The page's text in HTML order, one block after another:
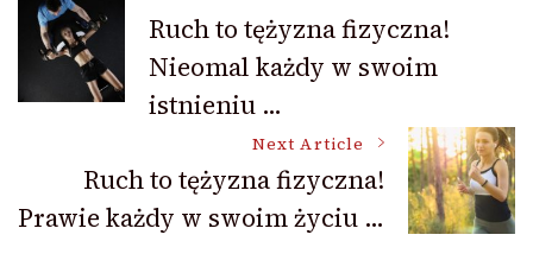
Navigation
Ruch to tężyzna fizyczna!
Nieomal każdy w swoim
istnieniu …
Next Article
Ruch to tężyzna fizyczna!
Prawie każdy w swoim życiu …